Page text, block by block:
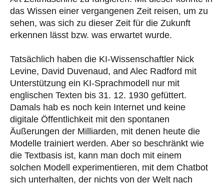
das Wissen einer vergangenen Zeit reisen, um zu
sehen, was sich zu dieser Zeit für die Zukunft
erkennen lässt bzw. was erwartet wurde.
Tatsächlich haben die KI-Wissenschaftler Nick
Levine, David Duvenaud, and Alec Radford mit
Unterstützung ein KI-Sprachmodell nur mit
englischen Texten bis 31. 12. 1930 gefüttert.
Damals hab es noch kein Internet und keine
digitale Öffentlichkeit mit den spontanen
Äußerungen der Milliarden, mit denen heute die
Modelle trainiert werden. Aber so beschränkt wie
die Textbasis ist, kann man doch mit einem
solchen Modell experimentieren, mit dem Chatbot
sich unterhalten, der nichts von der Welt nach